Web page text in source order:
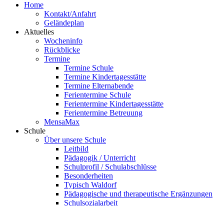
Home
Kontakt/Anfahrt
Geländeplan
Aktuelles
Wocheninfo
Rückblicke
Termine
Termine Schule
Termine Kindertagesstätte
Termine Elternabende
Ferientermine Schule
Ferientermine Kindertagesstätte
Ferientermine Betreuung
MensaMax
Schule
Über unsere Schule
Leitbild
Pädagogik / Unterricht
Schulprofil / Schulabschlüsse
Besonderheiten
Typisch Waldorf
Pädagogische und therapeutische Ergänzungen
Schulsozialarbeit